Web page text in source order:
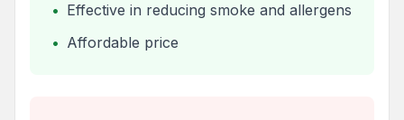
• Effective in reducing smoke and allergens
• Affordable price